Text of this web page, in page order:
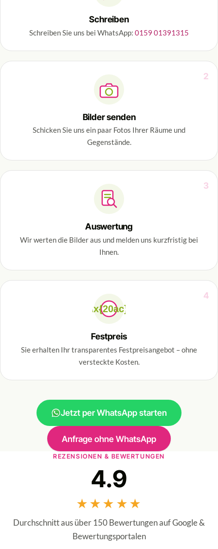
Schreiben
Schreiben Sie uns bei WhatsApp: 0159 01391315
2
Bilder senden
Schicken Sie uns ein paar Fotos Ihrer Räume und
Gegenstände.
3
Auswertung
Wir werten die Bilder aus und melden uns kurzfristig bei
Ihnen.
4
\x{20ac}
Festpreis
Sie erhalten Ihr transparentes Festpreisangebot – ohne
versteckte Kosten.
Jetzt per WhatsApp starten
Anfrage ohne WhatsApp
REZENSIONEN & BEWERTUNGEN
4.9
★★★★★
Durchschnitt aus über 150 Bewertungen auf Google &
Bewertungsportalen